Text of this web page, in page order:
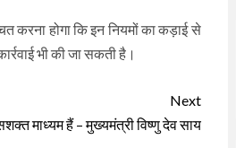
करना होगा कि इन नियमों का कड़ाई से
भी की जा सकती है।
Next
माध्यम हैं – मुख्यमंत्री विष्णु देव साय